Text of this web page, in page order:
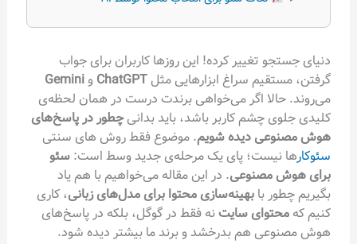
دنیای جستجو تغییر کرده! این روزها کاربران برای جواب
گرفتن، مستقیم سراغ ابزارهایی مثل ChatGPT وGemini
می‌روند. حالا اگر می‌خواهی برندت درست در همان لحظه‌ی
کلیدی جلوی چشم کاربر باشد، باید بدانیچطور در پاسخ‌های
هوش مصنوعی دیده شویم. موضوع فقط روش های سنتی
سئوکارها نیست؛ پای یک مرحله‌ی جدید وسط است: سئو
برای هوش مصنوعی. در این مقاله می‌خواهیم با هم یاد
بگیریم چطور با بهینه‌سازی محتوا برای مدل‌های زبانی، کاری
کنیم که محتوای سایت نه فقط در گوگل، بلکه در پاسخ‌های
هوش مصنوعی هم بدرخشد و برند ما بیشتر دیده شود.